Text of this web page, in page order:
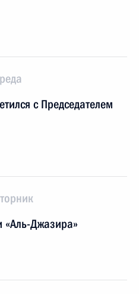
с Председателем
«Аль-Джазира»